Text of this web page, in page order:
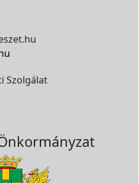
Szolgálat